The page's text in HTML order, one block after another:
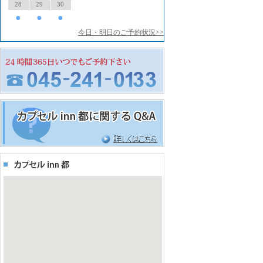
28
●
29
●
30
●
今日・明日のご予約状況>>